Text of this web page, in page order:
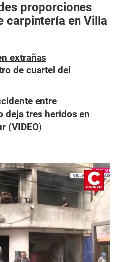
proporciones
carpintería en Villa
extrañas
de cuartel del
entre
deja tres heridos en
(VIDEO)